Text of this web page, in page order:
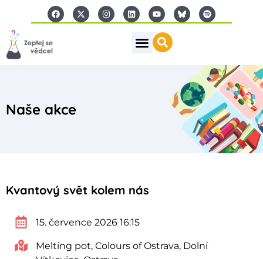
Naše akce
Kvantový svět kolem nás
15. července 2026 16:15
Melting pot, Colours of Ostrava, Dolní